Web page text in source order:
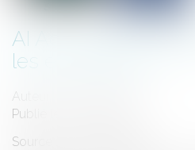
AI Act : quels
les entreprises ?
Auteur : KUBAT Pauline
Publié le :
Source :